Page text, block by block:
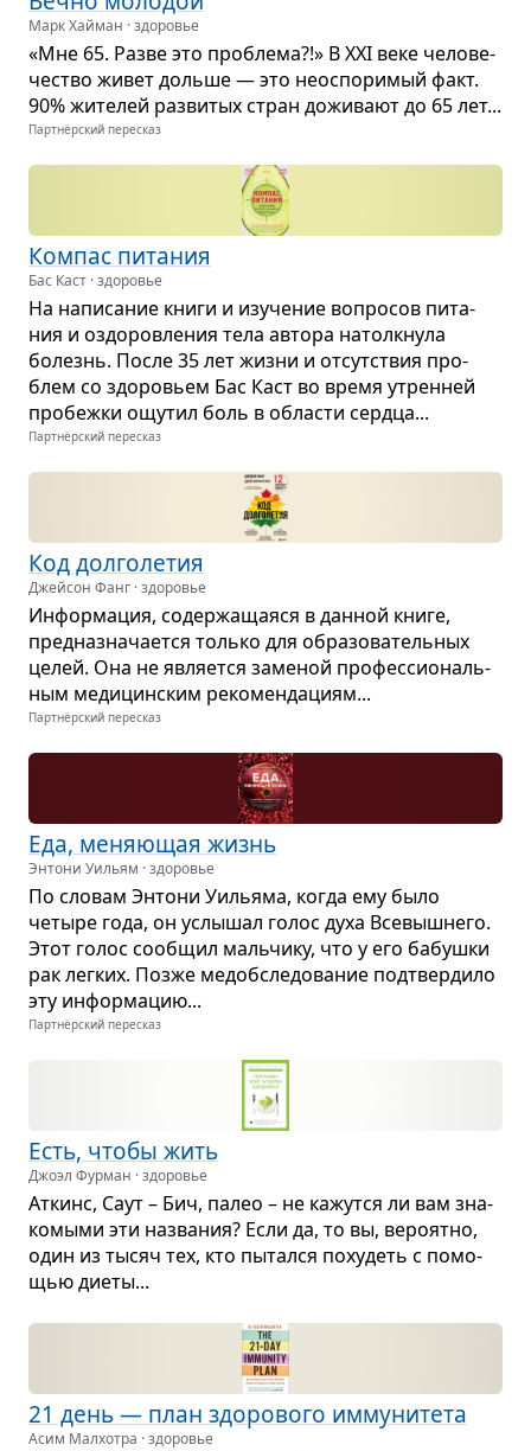
Марк Хайман · здоровье
«Мне 65. Разве это про­блема?!» В XXI веке чело­ве­
че­ство живет дольше — это неоспо­ри­мый факт.
90% жите­лей раз­ви­тых стран дожи­вают до 65 лет...
Партнёрский пересказ
Ком­пас пита­ния
Бас Каст · здоровье
На напи­са­ние книги и изу­че­ние вопро­сов пита­
ния и оздо­ров­ле­ния тела автора натолк­нула
болезнь. После 35 лет жизни и отсут­ствия про­
блем со здо­ро­вьем Бас Каст во время утрен­ней
про­бежки ощу­тил боль в обла­сти сердца...
Партнёрский пересказ
Код дол­го­ле­тия
Джейсон Фанг · здоровье
Инфор­ма­ция, содер­жа­ща­яся в дан­ной книге,
пред­на­зна­ча­ется только для обра­зо­ва­тель­ных
целей. Она не явля­ется заме­ной про­фес­си­о­наль­
ным меди­цин­ским реко­мен­да­циям...
Партнёрский пересказ
Еда, меня­ю­щая жизнь
Энтони Уильям · здоровье
По сло­вам Энтони Уильяма, когда ему было
четыре года, он услы­шал голос духа Все­выш­него.
Этот голос сооб­щил маль­чику, что у его бабушки
рак лег­ких. Позже медоб­сле­до­ва­ние под­твер­дило
эту инфор­ма­цию...
Партнёрский пересказ
Есть, чтобы жить
Джоэл Фурман · здоровье
Аткинс, Саут – Бич, палео – не кажутся ли вам зна­
ко­мыми эти назва­ния? Если да, то вы, веро­ятно,
один из тысяч тех, кто пытался поху­деть с помо­
щью диеты...
21 день — план здо­ро­вого имму­ни­тета
Асим Малхотра · здоровье